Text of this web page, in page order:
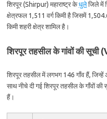
शिरपूर (Shirpur) महाराष्ट्र केधुलेजिले में
क्षेत्रफल 1,511 वर्ग किमी है जिसमें
किमी शहरी क्षेत्र शामिल है।
शिरपूर तहसील के गांवों की
शिरपूर तहसील में लगभग 146 गाँव हैं,
साथ नीचे दी गई शिरपूर तहसील के
हैं।